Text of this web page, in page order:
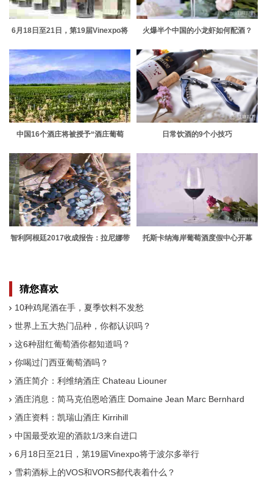
6月18日至21日，第19届Vinexpo将
火爆半个中国的小龙虾如何配酒？
中国16个酒庄将被授予“酒庄葡萄
日常饮酒的9个小技巧
智利阿根廷2017收成报告：拉尼娜带
托斯卡纳海岸葡萄酒度假中心开幕
猜您喜欢
10种鸡尾酒在手，夏季饮料不发愁
世界上五大热门品种，你都认识吗？
这6种甜红葡萄酒你都知道吗？
你喝过门西亚葡萄酒吗？
酒庄简介：利维纳酒庄 Chateau Liouner
酒庄消息：简马克伯恩哈酒庄 Domaine Jean Marc Bernhard
酒庄资料：凯瑞山酒庄 Kirrihill
中国最受欢迎的酒款1/3来自进口
6月18日至21日，第19届Vinexpo将于波尔多举行
雪莉酒标上的VOS和VORS都代表着什么？